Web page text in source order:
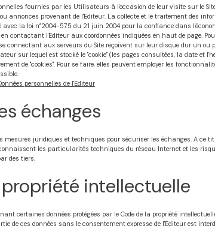
fournies par les Utilisateurs à l'occasion de leur visite sur le
annonces provenant de l'Editeur. La collecte et le traitement des
la loi n°2004-575 du 21 juin 2004 pour la confiance dans
contactant l'Editeur aux coordonnées indiquées en haut de page.
connectant aux serveurs du Site reçoivent sur leur disque dur un
sur lequel est stocké le "cookie" (les pages consultées, la date
de "cookies". Pour se faire, elles peuvent employer les
personnelles de l'Editeur
échanges
mesures juridiques et techniques pour sécuriser les échanges. A ce
les particularités techniques du réseau Internet et les
des tiers.
intellectuelle
certaines données protégées par le Code de la propriété
de ces données sans le consentement expresse de l'Editeur est